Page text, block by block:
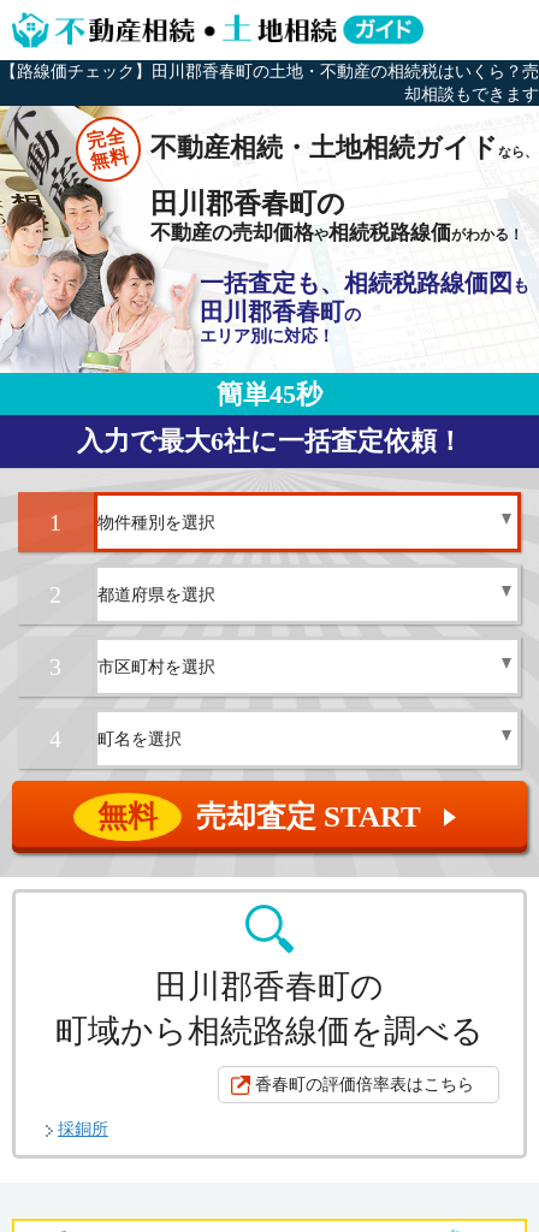
【路線価チェック】田川郡香春町の土地・不動産の相続税はいくら？売
却相談もできます
完全
無料 不動産相続・土地相続ガイドなら、
田川郡香春町の
不動産の売却価格や相続税路線価がわかる！
一括査定も、相続税路線価図 も
田川郡香春町の
エリア別に対応！
簡単45秒
入力で最大6社に一括査定依頼！
1
2
3
4
無料 売却査定 START ▲
田川郡香春町の
町域から相続路線価を調べる
香春町の評価倍率表はこちら
採銅所